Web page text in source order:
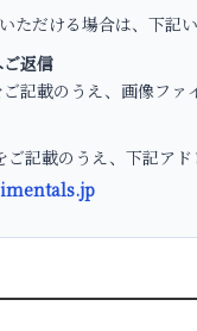
ただける場合は、下記
返信
記載のうえ、画像ファ
記載のうえ、下記アド